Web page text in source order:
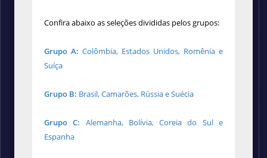
Confira abaixo as seleções divididas pelos grupos:
Grupo A: Colômbia, Estados Unidos, Romênia e
Suíça
Grupo B: Brasil, Camarões, Rússia e Suécia
Grupo C: Alemanha, Bolívia, Coreia do Sul e
Espanha